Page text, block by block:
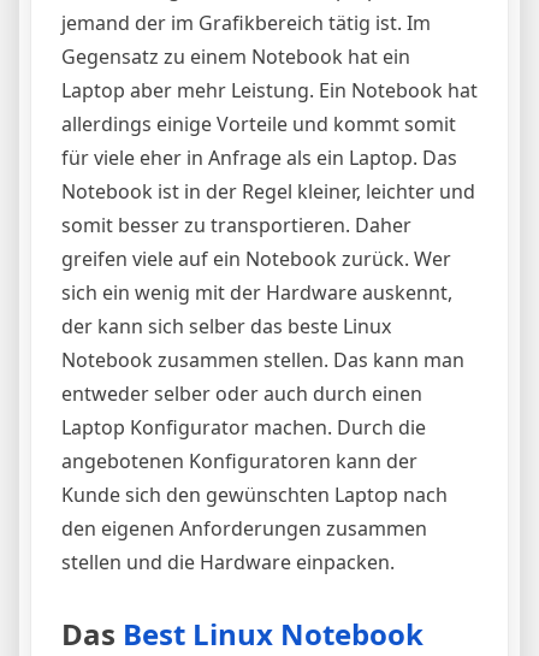
jemand der im Grafikbereich tätig ist. Im
Gegensatz zu einem Notebook hat ein
Laptop aber mehr Leistung. Ein Notebook hat
allerdings einige Vorteile und kommt somit
für viele eher in Anfrage als ein Laptop. Das
Notebook ist in der Regel kleiner, leichter und
somit besser zu transportieren. Daher
greifen viele auf ein Notebook zurück. Wer
sich ein wenig mit der Hardware auskennt,
der kann sich selber das beste Linux
Notebook zusammen stellen. Das kann man
entweder selber oder auch durch einen
Laptop Konfigurator machen. Durch die
angebotenen Konfiguratoren kann der
Kunde sich den gewünschten Laptop nach
den eigenen Anforderungen zusammen
stellen und die Hardware einpacken.
Das Best Linux Notebook